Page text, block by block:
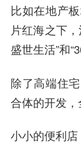
比如在地产
片红海之下
盛世生活”和
除了高端住
合体的开发，
小小的便利